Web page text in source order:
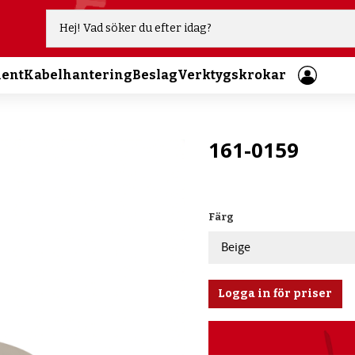
KabelhanteringBeslagVerktygskrokar
161-0159
Färg
Logga in för priser